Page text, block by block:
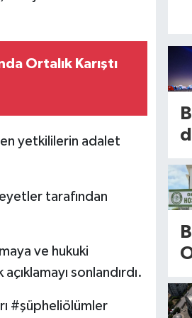
Ortalık Karıştı
yetkililerin adalet
tarafından
ve hukuki
sonlandırdı.
#şüpheliölümler
d